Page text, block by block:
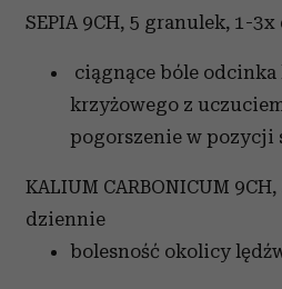
SEPIA 9CH, 5 granulek, 1-
ciągnące bóle
krzyżowego z
pogorszenie w pozycji
KALIUM CARBONICUM
dziennie
bolesność okolicy